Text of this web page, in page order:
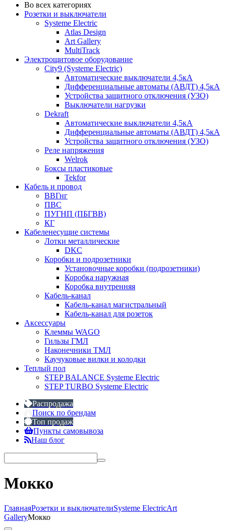
Во всех категориях
Розетки и выключатели
Systeme Electric
Atlas Design
Art Gallery
MultiTrack
Электрощитовое оборудование
City9 (Systeme Electric)
Автоматические выключатели 4,5кА
Дифференциальные автоматы (АВДТ) 4,5кА
Устройства защитного отключения (УЗО)
Выключатели нагрузки
Dekraft
Автоматические выключатели 4,5кА
Дифференциальные автоматы (АВДТ) 4,5кА
Устройства защитного отключения (УЗО)
Реле напряжения
Welrok
Боксы пластиковые
Tekfor
Кабель и провод
ВВГнг
ПВС
ПУГНП (ПБГВВ)
КГ
Кабеленесущие системы
Лотки металлические
DKC
Коробки и подрозетники
Установочные коробки (подрозетники)
Коробка наружная
Коробка внутренняя
Кабель-канал
Кабель-канал магистральный
Кабель-канал для розеток
Аксессуары
Клеммы WAGO
Гильзы ГМЛ
Наконечники ТМЛ
Каучуковые вилки и колодки
Теплый пол
STEP BALANCE Systeme Electric
STEP TURBO Systeme Electric
Распродажа
Поиск по брендам
Топ продаж
Пункты самовывоза
Наш блог
Мокко
ГлавнаяРозетки и выключателиSysteme ElectricArt
GalleryМокко